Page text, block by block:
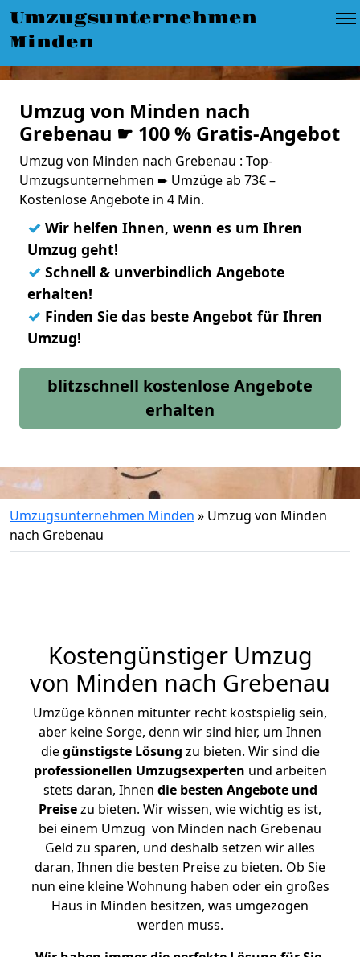
Umzugsunternehmen
Minden
Umzug von Minden nach
Grebenau ☛ 100 % Gratis-Angebot
Umzug von Minden nach Grebenau : Top-
Umzugsunternehmen ➨ Umzüge ab 73€ –
Kostenlose Angebote in 4 Min.
✓ Wir helfen Ihnen, wenn es um Ihren
Umzug geht!
✓ Schnell & unverbindlich Angebote
erhalten!
✓ Finden Sie das beste Angebot für Ihren
Umzug!
blitzschnell kostenlose Angebote
erhalten
Umzugsunternehmen Minden » Umzug von Minden
nach Grebenau
Kostengünstiger Umzug
von Minden nach Grebenau
Umzüge können mitunter recht kostspielig sein,
aber keine Sorge, denn wir sind hier, um Ihnen
diegünstigste Lösung zu bieten. Wir sind die
professionellen Umzugsexperten und arbeiten
stets daran, Ihnen die besten Angebote und
Preisezu bieten. Wir wissen, wie wichtig es ist,
bei einem Umzug von Minden nach Grebenau
Geld zu sparen, und deshalb setzen wir alles
daran, Ihnen die besten Preise zu bieten. Ob Sie
nun eine kleine Wohnung haben oder ein großes
Haus in Minden besitzen, was umgezogen
werden muss.